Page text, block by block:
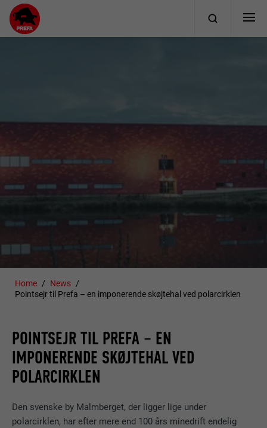
Home
News
Pointsejr til Prefa – en imponerende skøjtehal ved polarcirklen
POINTSEJR TIL PREFA – EN
IMPONERENDE SKØJTEHAL VED
POLARCIRKLEN
Den svenske by Malmberget, der ligger lige under
polarcirklen, har efter mere end 100 års minedrift endelig